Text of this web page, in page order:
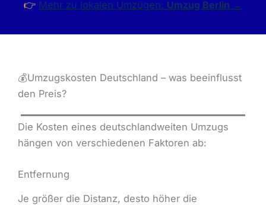
👉 Mehr zu lokalen Umzügen: Umzug Berlin →
💰Umzugskosten Deutschland – was beeinflusst
den Preis?
Die Kosten eines deutschlandweiten Umzugs
hängen von verschiedenen Faktoren ab:
Entfernung
Je größer die Distanz, desto höher die